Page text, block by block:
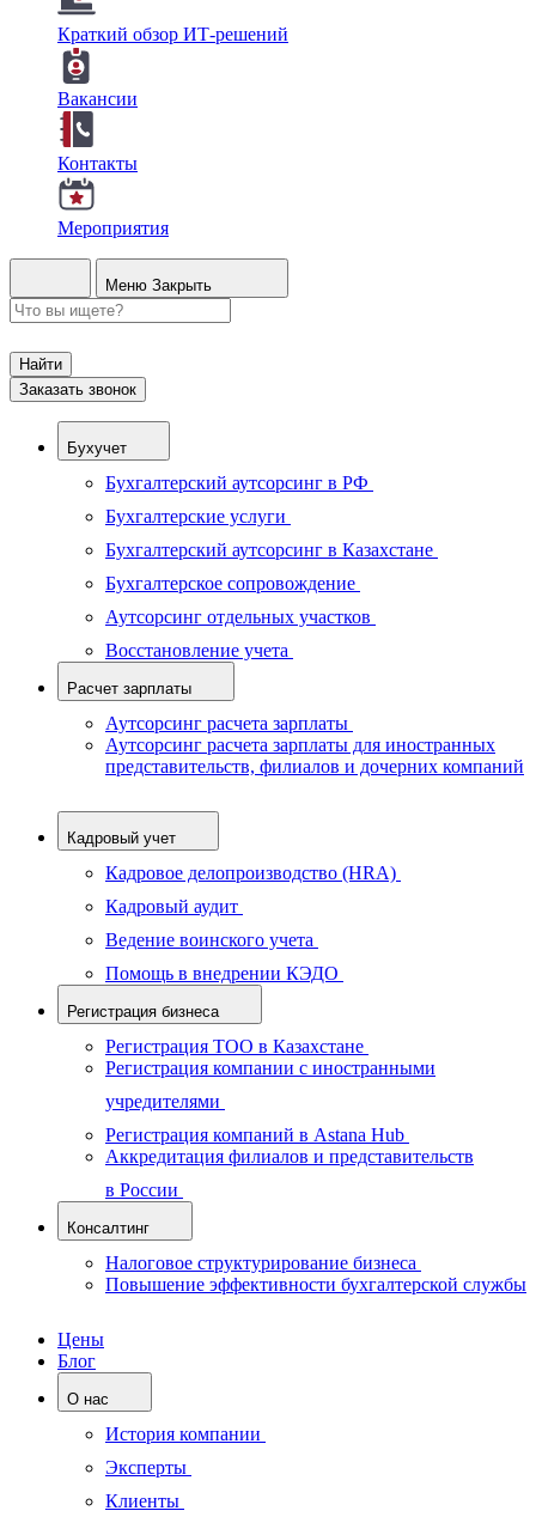
Краткий обзор ИТ-решений
Вакансии
Контакты
Мероприятия
Меню Закрыть
Найти
Заказать звонок
Бухучет
Бухгалтерский аутсорсинг в РФ
Бухгалтерские услуги
Бухгалтерский аутсорсинг в Казахстане
Бухгалтерское сопровождение
Аутсорсинг отдельных участков
Восстановление учета
Расчет зарплаты
Аутсорсинг расчета зарплаты
Аутсорсинг расчета зарплаты для иностранных
представительств, филиалов и дочерних компаний
Кадровый учет
Кадровое делопроизводство (HRA)
Кадровый аудит
Ведение воинского учета
Помощь в внедрении КЭДО
Регистрация бизнеса
Регистрация ТОО в Казахстане
Регистрация компании с иностранными
учредителями
Регистрация компаний в Astana Hub
Аккредитация филиалов и представительств
в России
Консалтинг
Налоговое структурирование бизнеса
Повышение эффективности бухгалтерской службы
Цены
Блог
О нас
История компании
Эксперты
Клиенты